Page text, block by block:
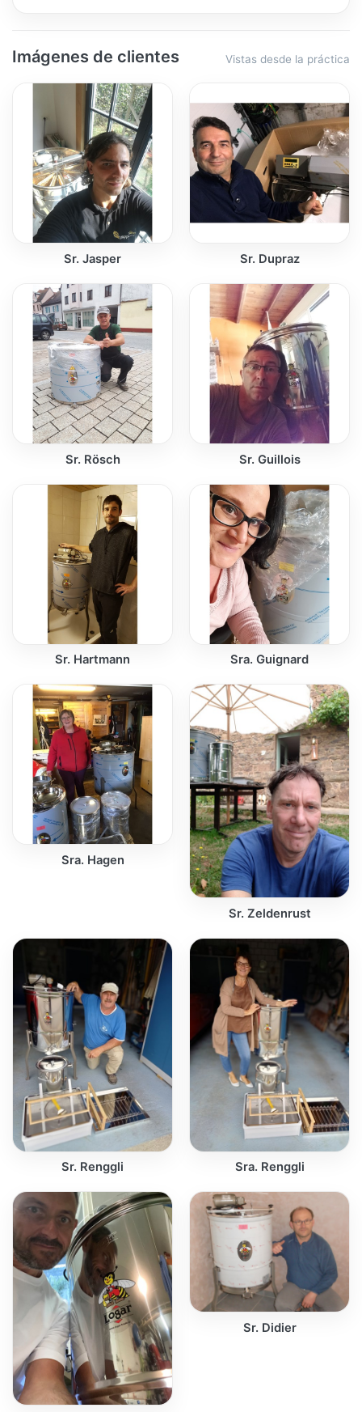
Imágenes de clientes Vistas desde la práctica
Sr. Jasper Sr. Dupraz
Sr. Rösch Sr. Guillois
Sr. Hartmann Sra. Guignard
Sra. Hagen
Sr. Zeldenrust
Sr. Renggli Sra. Renggli
Sr. Didier